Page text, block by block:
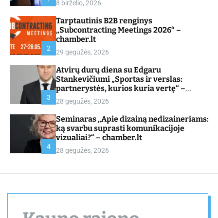
8 birželio, 2026
2
Tarptautinis B2B renginys
„Subcontracting Meetings 2026“ –
chamber.lt
29 gegužės, 2026
3
Atvirų durų diena su Edgaru
Stankevičiumi „Sportas ir verslas:
partnerystės, kurios kuria vertę“ –
chamber.lt
28 gegužės, 2026
4
Seminaras „Apie dizainą nedizaineriams:
ką svarbu suprasti komunikacijoje
vizualiai?“ – chamber.lt
28 gegužės, 2026